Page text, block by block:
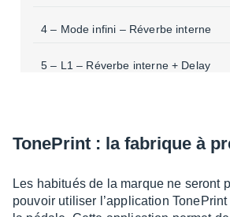
4 – Mode infini – Réverbe interne
5 – L1 – Réverbe interne + Delay
Tone­Print : la fabrique à
Les habi­tués de la marque ne seront
pouvoir utili­ser l’ap­pli­ca­tion